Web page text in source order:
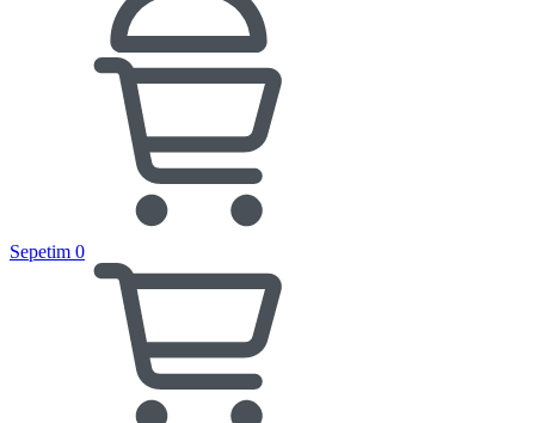
Sepetim 0